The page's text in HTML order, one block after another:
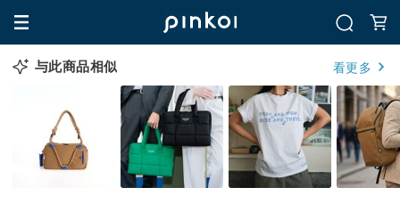
与此商品相似 看更多